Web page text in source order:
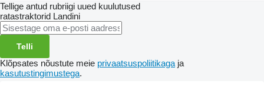
Tellige antud rubriigi uued kuulutused
ratastraktorid Landini
Telli
Klõpsates nõustute meie privaatsuspoliitikaga ja
kasutustingimustega.